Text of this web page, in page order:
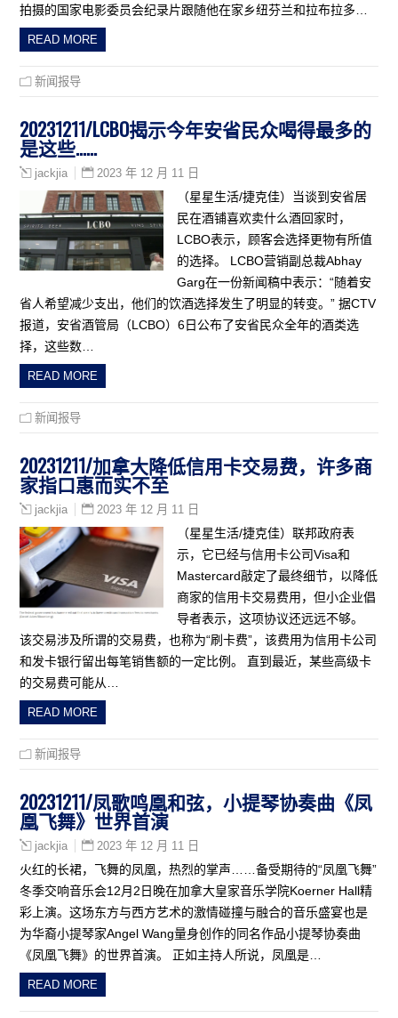
拍摄的国家电影委员会纪录片跟随他在家乡纽芬兰和拉布拉多…
READ MORE
新闻报导
20231211/LCBO揭示今年安省民众喝得最多的
是这些……
jackjia 2023 年 12 月 11 日
（星星生活/捷克佳）当谈到安省居
民在酒铺喜欢卖什么酒回家时，
LCBO表示，顾客会选择更物有所值
的选择。 LCBO营销副总裁Abhay
Garg在一份新闻稿中表示：“随着安
省人希望减少支出，他们的饮酒选择发生了明显的转变。” 据CTV
报道，安省酒管局（LCBO）6日公布了安省民众全年的酒类选
择，这些数…
READ MORE
新闻报导
20231211/加拿大降低信用卡交易费，许多商
家指口惠而实不至
jackjia 2023 年 12 月 11 日
（星星生活/捷克佳）联邦政府表
示，它已经与信用卡公司Visa和
Mastercard敲定了最终细节，以降低
商家的信用卡交易费用，但小企业倡
导者表示，这项协议还远远不够。
该交易涉及所谓的交易费，也称为“刷卡费”，该费用为信用卡公司
和发卡银行留出每笔销售额的一定比例。 直到最近，某些高级卡
的交易费可能从…
READ MORE
新闻报导
20231211/凤歌鸣凰和弦，小提琴协奏曲《凤
凰飞舞》世界首演
jackjia 2023 年 12 月 11 日
火红的长裙，飞舞的凤凰，热烈的掌声……备受期待的“凤凰飞舞”
冬季交响音乐会12月2日晚在加拿大皇家音乐学院Koerner Hall精
彩上演。这场东方与西方艺术的激情碰撞与融合的音乐盛宴也是
为华裔小提琴家Angel Wang量身创作的同名作品小提琴协奏曲
《凤凰飞舞》的世界首演。 正如主持人所说，凤凰是…
READ MORE